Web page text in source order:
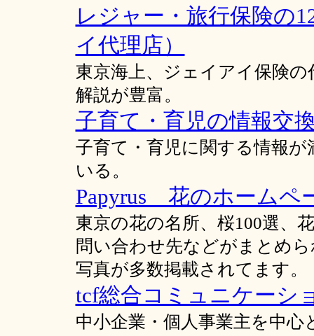
レジャー・旅行保険の
イ代理店）
東京海上、ジェイアイ保険
解説が豊富。
子育て・育児の情報交
子育て・育児に関する情報
いる。
Papyrus 花のホームペ
東京の花の名所、桜100選、
問い合わせ先などがまとめ
写真が多数掲載されてます。
tcf総合コミュニケーシ
中小企業・個人事業主を中